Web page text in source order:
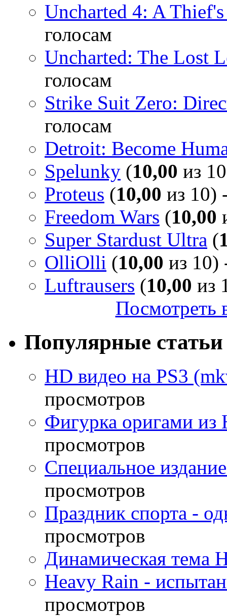
Uncharted 4: A
голосам
Uncharted: The Lost
голосам
Strike Suit Zero:
голосам
Detroit: Become
Spelunky (10,00 из
Proteus (10,00 из 10)
Freedom Wars (10,00
Super Stardust Ultra (
OlliOlli (10,00 из 10)
Luftrausers (10,00 из
Посмотреть
Популярные статьи
HD видео на PS3
просмотров
Фигурка оригами из
просмотров
Специальное
просмотров
Праздник спорта -
просмотров
Динамическая тема
Heavy Rain -
просмотров